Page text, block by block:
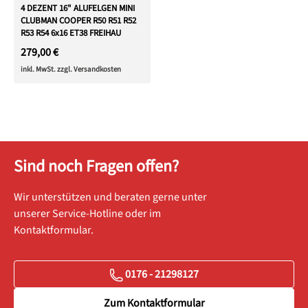
4 DEZENT 16" ALUFELGEN MINI
CLUBMAN COOPER R50 R51 R52
R53 R54 6x16 ET38 FREIHAU
279,00 €
inkl. MwSt. zzgl. Versandkosten
Sind noch Fragen offen?
Wir unterstützen und beraten gerne unter
unserer Service-Hotline oder im
Kontaktformular.
0176 - 21298127
Zum Kontaktformular